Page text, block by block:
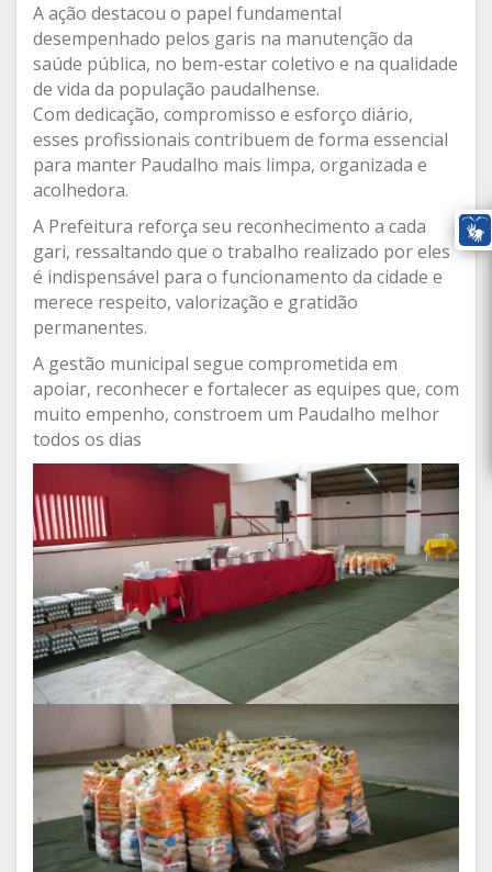
A ação destacou o papel fundamental
desempenhado pelos garis na manutenção da
saúde pública, no bem-estar coletivo e na qualidade
de vida da população paudalhense.
Com dedicação, compromisso e esforço diário,
esses profissionais contribuem de forma essencial
para manter Paudalho mais limpa, organizada e
acolhedora.
A Prefeitura reforça seu reconhecimento a cada
gari, ressaltando que o trabalho realizado por eles
é indispensável para o funcionamento da cidade e
merece respeito, valorização e gratidão
permanentes.
A gestão municipal segue comprometida em
apoiar, reconhecer e fortalecer as equipes que, com
muito empenho, constroem um Paudalho melhor
todos os dias